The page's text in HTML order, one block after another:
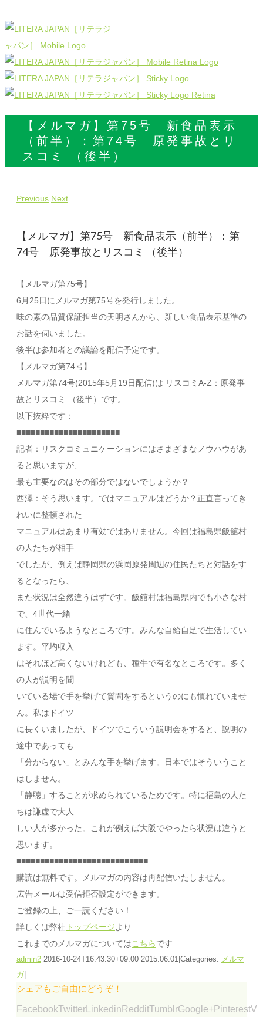
【メルマガ】第75号 新食品表示
（前半）：第74号 原発事故とリ
スコミ （後半）
Previous Next
【メルマガ】第75号 新食品表示（前半）：第
74号 原発事故とリスコミ （後半）
【メルマガ第75号】
6月25日にメルマガ第75号を発行しました。
味の素の品質保証担当の天明さんから、新しい食品表示基準の
お話を伺いました。
後半は参加者との議論を配信予定です。
【メルマガ第74号】
メルマガ第74号(2015年5月19日配信)は リスコミA-Z：原発事
故とリスコミ （後半）です。
以下抜粋です：
■■■■■■■■■■■■■■■■■■■■■■
記者：リスクコミュニケーションにはさまざまなノウハウがあ
ると思いますが、
最も主要なのはその部分ではないでしょうか？
西澤：そう思います。ではマニュアルはどうか？正直言ってき
れいに整頓された
マニュアルはあまり有効ではありません。今回は福島県飯舘村
の人たちが相手
でしたが、例えば静岡県の浜岡原発周辺の住民たちと対話をす
るとなったら、
また状況は全然違うはずです。飯舘村は福島県内でも小さな村
で、4世代一緒
に住んでいるようなところです。みんな自給自足で生活してい
ます。平均収入
はそれほど高くないけれども、種牛で有名なところです。多く
の人が説明を聞
いている場で手を挙げて質問をするというのにも慣れていませ
ん。私はドイツ
に長くいましたが、ドイツでこういう説明会をすると、説明の
途中であっても
「分からない」とみんな手を挙げます。日本ではそういうこと
はしません。
「静聴」することが求められているためです。特に福島の人た
ちは謙虚で大人
しい人が多かった。これが例えば大阪でやったら状況は違うと
思います。
■■■■■■■■■■■■■■■■■■■■■■■■■■■■
購読は無料です。メルマガの内容は再配信いたしません。
広告メールは受信拒否設定ができます。
ご登録の上、ご一読ください！
詳しくは弊社 トップページより
これまでのメルマガについてはこちらです
admin2 2016-10-24T16:43:30+09:00 2015.06.01 Categories: メルマ
ガ
シェアもご自由にどうぞ！
FacebookTwitter Linkedin RedditTumblrGoogle+PinterestVk